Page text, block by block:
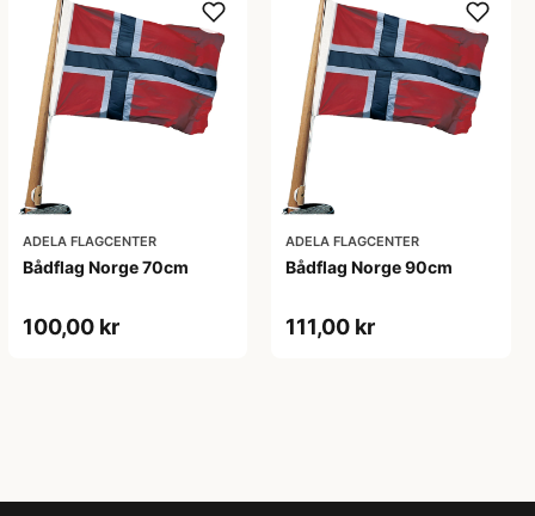
ADELA FLAGCENTER
Bådflag Norge 70cm
100,00 kr
ADELA FLAGCENTER
Bådflag Norge 90cm
111,00 kr